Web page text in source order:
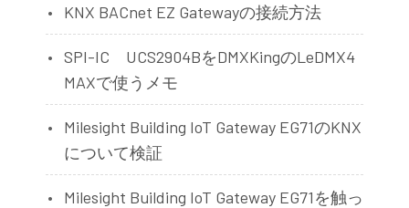
KNX BACnet EZ Gatewayの接続方法
SPI-IC UCS2904BをDMXKingのLeDMX4
MAXで使うメモ
Milesight Building IoT Gateway EG71のKNX
について検証
Milesight Building IoT Gateway EG71を触っ